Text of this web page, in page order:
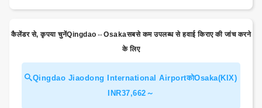
कैलेंडर से, कृपया चुनेंQingdao⇔Osakaसबसे कम उपलब्ध से हवाई किराए की जांच करने
के लिए
Qingdao Jiaodong International AirportकोOsaka(KIX)
INR37,662～